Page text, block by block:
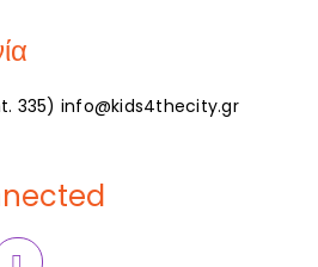
335) info@kids4thecity.gr